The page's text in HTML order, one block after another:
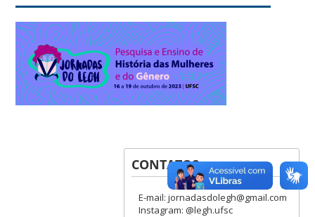
CONTATOS
E-mail: jornadasdolegh@gmail.com
Instagram: @legh.ufsc